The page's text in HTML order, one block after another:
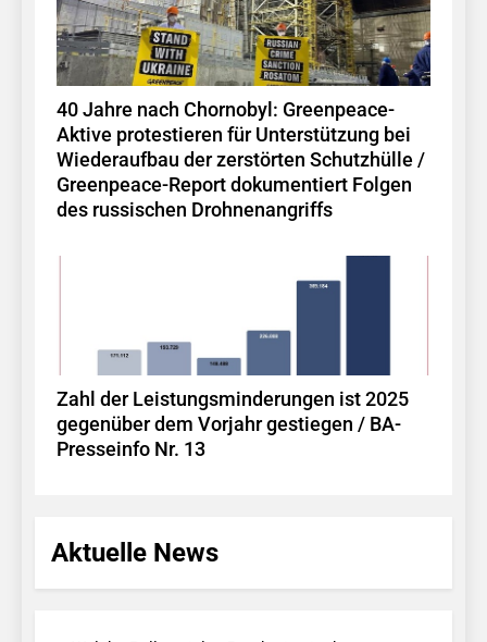
40 Jahre nach Chornobyl: Greenpeace-
Aktive protestieren für Unterstützung bei
Wiederaufbau der zerstörten Schutzhülle /
Greenpeace-Report dokumentiert Folgen
des russischen Drohnenangriffs
Zahl der Leistungsminderungen ist 2025
gegenüber dem Vorjahr gestiegen / BA-
Presseinfo Nr. 13
Aktuelle News